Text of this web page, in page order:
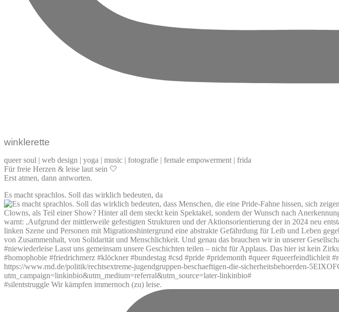
winklerette
queer soul | web design | yoga | music | fotografie | female empowerment | frida
Für freie Herzen & leise laut sein 🤍
Erst atmen, dann antworten.
Es macht sprachlos. Soll das wirklich bedeuten, da
#silentstruggle Wir kämpfen immernoch (zu) leise.